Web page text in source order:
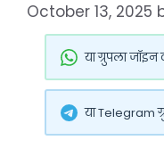
October 13, 2025
या ग्रुपला जॉइन
या Telegram